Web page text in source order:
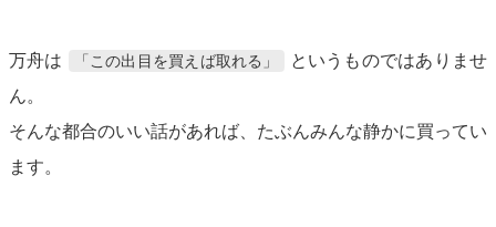
万舟は 「この出目を買えば取れる」
というものではありませ
ん。
そんな都合のいい話があれば、たぶんみんな静かに買ってい
ます。